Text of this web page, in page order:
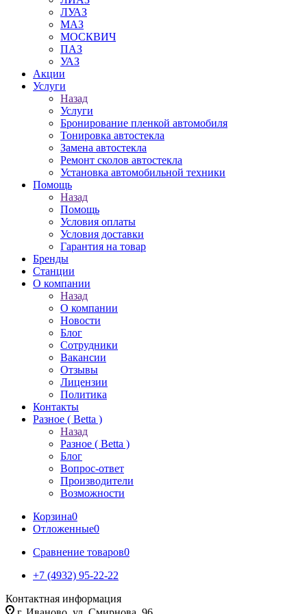
ЛУАЗ
МАЗ
МОСКВИЧ
ПАЗ
УАЗ
Акции
Услуги
Назад
Услуги
Бронирование пленкой автомобиля
Тонировка автостекла
Замена автостекла
Ремонт сколов автостекла
Установка автомобильной техники
Помощь
Назад
Помощь
Условия оплаты
Условия доставки
Гарантия на товар
Бренды
Станции
О компании
Назад
О компании
Новости
Блог
Сотрудники
Вакансии
Отзывы
Лицензии
Политика
Контакты
Разное ( Betta )
Назад
Разное ( Betta )
Блог
Вопрос-ответ
Производители
Возможности
Корзина0
Отложенные0
Сравнение товаров0
+7 (4932) 95-22-22
Контактная информация